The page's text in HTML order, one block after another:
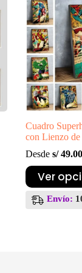
pueden
elegir
en
la
página
de
producto
Cuadro
con Lienzo de
Desdes/49.00
Ver
Este
producto
múltiplesEnvío: